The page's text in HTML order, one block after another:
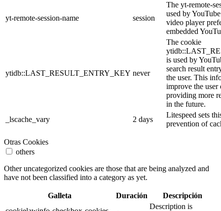
yt-remote-session-name session
The yt-remote-
used by
video player
embedded
ytidb::LAST_RESULT_ENTRY_KEY never
The cookie
is used by
search result
the user. This
improve the user
providing more
in the future.
_lscache_vary
2 days
Litespeed sets
prevention of
Otras Cookies
others
Other uncategorized cookies are those that are being analyzed and
have not been classified into a category as yet.
Galleta Duración
Descripción
Description is